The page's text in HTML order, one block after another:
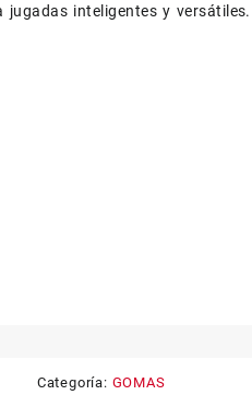
inteligentes y versátiles.
Categoría: GOMAS